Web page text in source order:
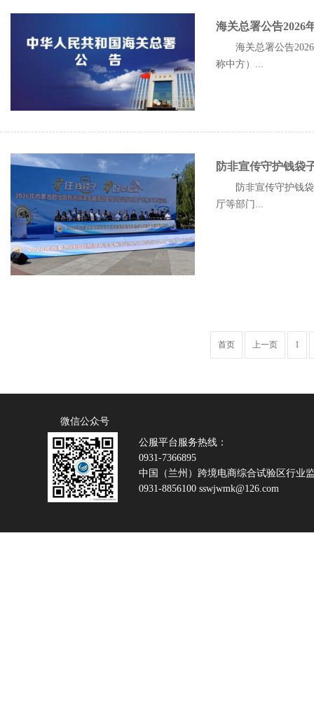
海关总署公告2026
海关总署公告
称中方）...
防非宣传守护钱袋
防非宣传守护钱
厅等部门...
首页 上一页 1
微信公众号
公服平台服务热线：
0931-7366895
中国（兰州）跨境电商综合试验区行业
0931-8856100 sswjwmk@126.com